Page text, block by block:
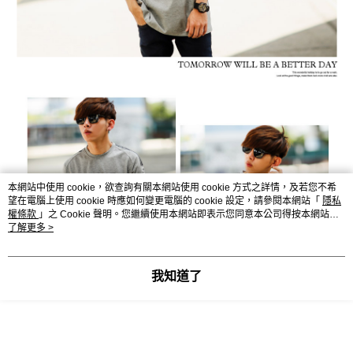
本網站中使用 cookie，欲查詢有關本網站使用 cookie 方式之詳情，及若您不希
望在電腦上使用 cookie 時應如何變更電腦的 cookie 設定，請參閱本網站「 隱私
權條款 」之 Cookie 聲明。您繼續使用本網站即表示您同意本公司得按本網站使
用條款之 Cookie 聲明使用 cookie。
了解更多 >
我知道了